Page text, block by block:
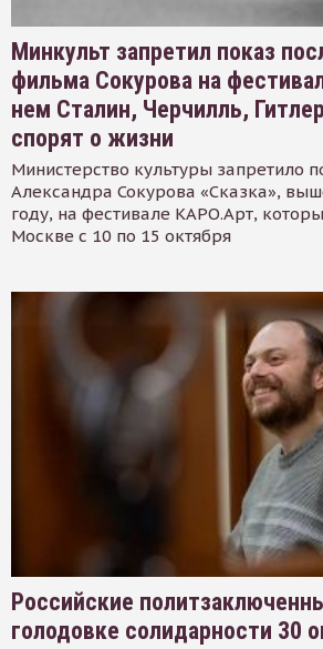
Минкульт запретил показ
фильма Сокурова на
нем Сталин, Черчилль,
спорят о жизни
Министерство культуры запретило
Александра Сокурова «Сказка»,
году, на фестивале КАРО.Арт,
Москве с 10 по 15 октября
Российские
голодовке солидарности 30